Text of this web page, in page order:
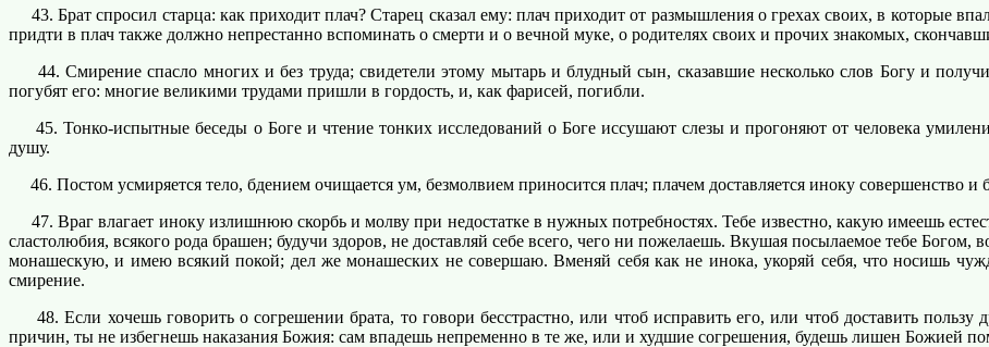
43. Брат спросил старца: как приходит плач? Старец сказал ему: плач приходит от размышления о грехах своих, в которые
придти в плач также должно непрестанно вспоминать о смерти и о вечной муке, о родителях своих и прочих знакомых,
44. Смирение спасло многих и без труда; свидетели этому мытарь и блудный сын, сказавшие несколько слов Богу и
погубят его: многие великими трудами пришли в гордость, и, как фарисей, погибли.
45. Тонко-испытные беседы о Боге и чтение тонких исследований о Боге иссушают слезы и прогоняют от человека
душу.
46. Постом усмиряется тело, бдением очищается ум, безмолвием приносится плач; плачем доставляется иноку совершенство и
47. Враг влагает иноку излишнюю скорбь и молву при недостатке в нужных потребностях. Тебе известно, какую имеешь
сластолюбия, всякого рода брашен; будучи здоров, не доставляй себе всего, чего ни пожелаешь. Вкушая посылаемое тебе
монашескую, и имею всякий покой; дел же монашеских не совершаю. Вменяй себя как не инока, укоряй себя, что носишь
смирение.
48. Если хочешь говорить о согрешении брата, то говори бесстрастно, или чтоб исправить его, или чтоб доставить
причин, ты не избегнешь наказания Божия: сам впадешь непременно в те же, или и худшие согрешения, будешь лишен Божией